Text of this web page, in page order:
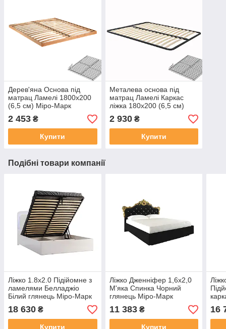
Дерев'яна Основа під
матрац Ламелі 1800х200
(6,5 см) Міро-Марк
2 453 ₴
Купити
Металева основа під
матрац Ламелі Каркас
ліжка 180х200 (6,5 см)
Міро-Марк
2 930₴
Купити
Подібні товари компанії
Ліжко 1.8х2.0 Підійомне з
ламелями Белладжіо
Білий глянець Міро-Марк
18 630 ₴
Купити
Ліжко Дженніфер 1,6х2,0
М'яка Спинка Чорний
глянець Міро-Марк
11 383₴
Купити
16